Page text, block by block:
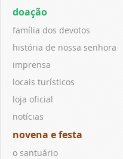
doação
família dos devotos
história de nossa senhora
imprensa
locais turísticos
loja oficial
notícias
novena e festa
o santuário